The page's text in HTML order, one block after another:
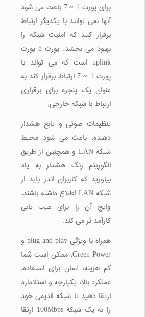
برای پورت 1 ~ 7 باعث می شود
آنها نمی توانند با یکدیگر ارتباط
برقرار کنند که امنیت شبکه را
بهبود می بخشد. پورت 8 پورت
uplink است که می تواند با
پورت 1 ~ 7 ارتباط برقرار کند به
عنوان یک پنجره برای برقراری
ارتباط با شبکه خارجی.
تنظیمات صوتی و تابع هشدار
دهنده، باعث می شود محیط
شبکه LAN و همچنین از طریق
الگوریتم زنگ هشدار به یاد
بیاورید که کاربران اندر باید از
شبکه LAN اطلاع داشته باشند،
وایچ آن را برای عیب یابی
کارآمد تر می کند.
همراه با ویژگی plug-and-play و
Green Power، ممکن است شما
کم هزینه، آسان برای استفاده،
عملکرد بالا، یکپارچه و استاندارد
ارتقا دهید تا شبکه قدیمی خود
را به یک شبکه 100Mbps ارتقا